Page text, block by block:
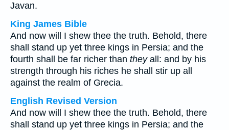
Javan.
King James Bible
And now will I shew thee the truth. Behold, there
shall stand up yet three kings in Persia; and the
fourth shall be far richer than theyall: and by his
strength through his riches he shall stir up all
against the realm of Grecia.
English Revised Version
And now will I shew thee the truth. Behold, there
shall stand up yet three kings in Persia; and the